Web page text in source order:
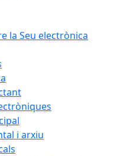
la Seu electrònica
i arxiu